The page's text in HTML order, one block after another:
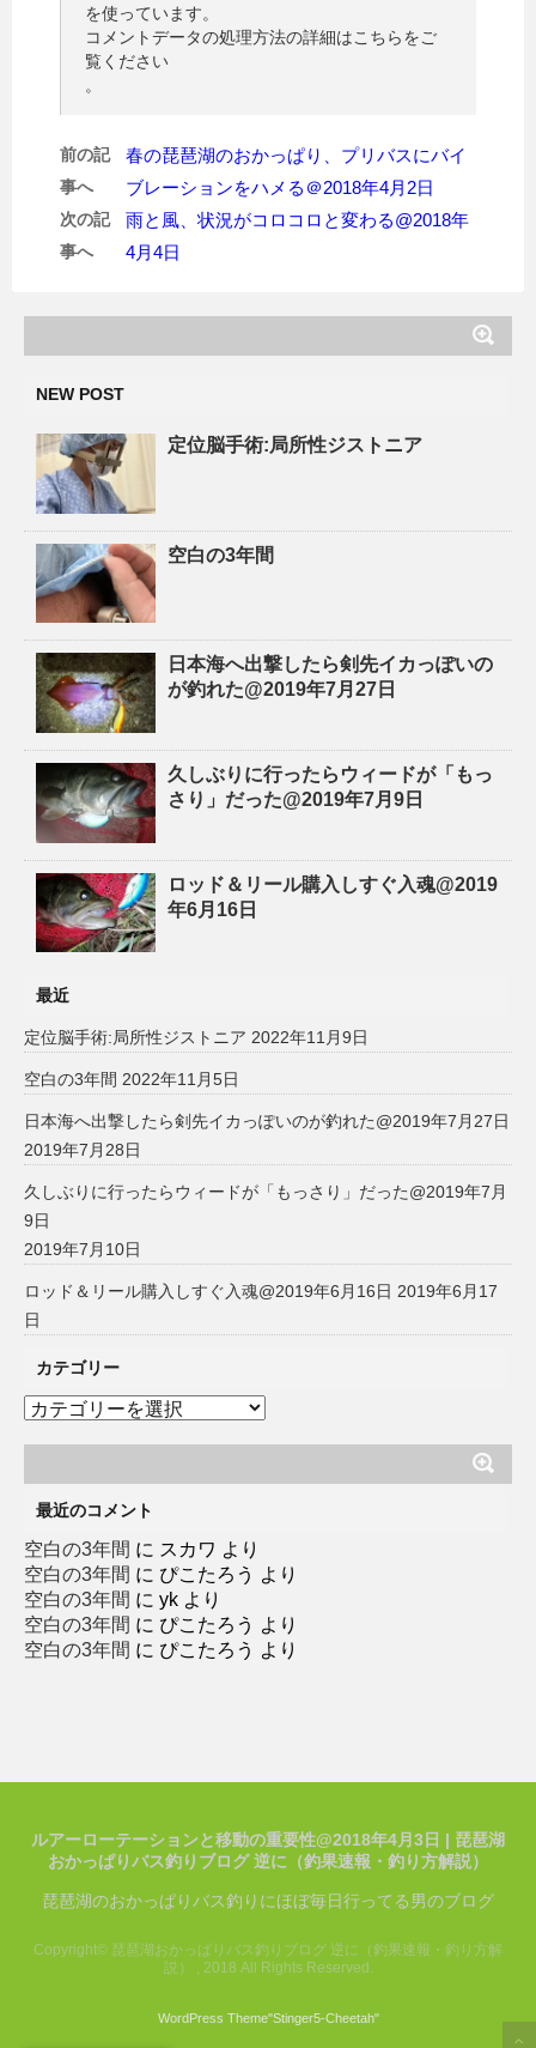
を使っています。
コメントデータの処理方法の詳細はこちらをご
覧ください
。
前の記
事へ
春の琵琶湖のおかっぱり、プリバスにバイ
ブレーションをハメる＠2018年4月2日
次の記
事へ
雨と風、状況がコロコロと変わる@2018年
4月4日
NEW POST
定位脳手術:局所性ジストニア
空白の3年間
日本海へ出撃したら剣先イカっぽいの
が釣れた@2019年7月27日
久しぶりに行ったらウィードが「もっ
さり」だった@2019年7月9日
ロッド＆リール購入しすぐ入魂@2019
年6月16日
最近
定位脳手術:局所性ジストニア 2022年11月9日
空白の3年間 2022年11月5日
日本海へ出撃したら剣先イカっぽいのが釣れた@2019年7月27日
2019年7月28日
久しぶりに行ったらウィードが「もっさり」だった@2019年7月
9日
2019年7月10日
ロッド＆リール購入しすぐ入魂@2019年6月16日 2019年6月17
日
カテゴリー
カ
リ
ー最近のコメント
空白の3年間 に スカワ より
空白の3年間 に ぴこたろう より
空白の3年間 に yk より
空白の3年間 に ぴこたろう より
空白の3年間 に ぴこたろう より
ルアーローテーションと移動の重要性@2018年4月3日 | 琵琶湖
おかっぱりバス釣りブログ 逆に（釣果速報・釣り方解説）
琵琶湖のおかっぱりバス釣りにほぼ毎日行ってる男のブログ
Copyright© 琵琶湖おかっぱりバス釣りブログ 逆に（釣果速報・釣り方解
説） , 2018 All Rights Reserved.
WordPress Theme"Stinger5-Cheetah"